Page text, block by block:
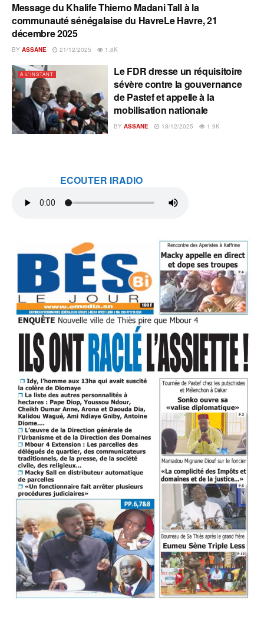
A L'INSTANT
Message du Khalife Thierno Madani Tall à la
communauté sénégalaise du HavreLe Havre, 21
décembre 2025
BY ASSANE 21/12/2025 1.8K
A L'INSTANT
Le FDR dresse un réquisitoire
sévère contre la gouvernance
de Pastef et appelle à la
mobilisation nationale
BY ASSANE 18/12/2025 1.9K
ECOUTER IRADIO